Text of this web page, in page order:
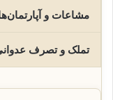
مشاعات و
تملک و تصرف